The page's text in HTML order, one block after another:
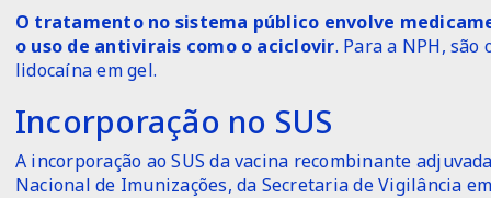
O tratamento no sistema público envolve
o uso de antivirais como o aciclovir. Para a NPH,
lidocaína em gel.
Incorporação no SUS
A incorporação ao SUS da vacina recombinante
Nacional de Imunizações, da Secretaria de Vigilância